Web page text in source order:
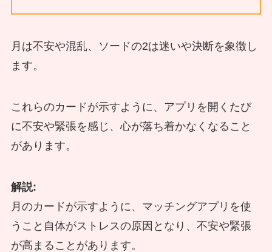
月は不安や混乱、ソードの2は迷いや決断を象徴し
ます。
これらのカードが示すように、アプリを開くたび
に不安や緊張を感じ、心が落ち着かなくなること
があります。
解説:
月のカードが示すように、マッチングアプリを使
うこと自体がストレスの原因となり、不安や緊張
が高まることがあります。